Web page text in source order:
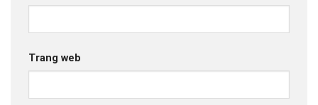
Trang web